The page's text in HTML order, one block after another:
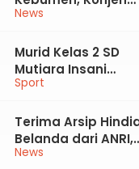
News
Australia Temui
Sport
Murid Kelas 2 SD
Mutiara Insani
Muhammadiyah
dan Perak di
Tapak Suci
2026
News
Terima Arsip
Belanda dari ANRI,
Pemkab Kebumen